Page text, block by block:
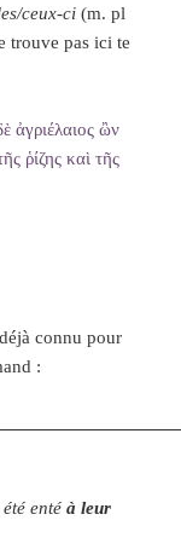
ceux-ci(m. pl
trouve pas ici te
ἀγριέλαιος ὢν
ῥίζης καὶ τῆς
connu pour
:
été entéà leur